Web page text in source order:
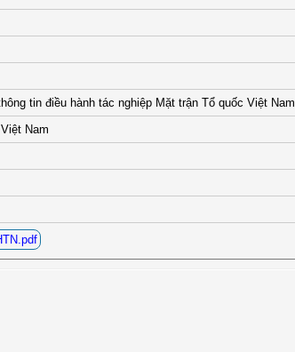
tin điều hành tác nghiệp Mặt trận Tổ quốc Việt Nam
Nam